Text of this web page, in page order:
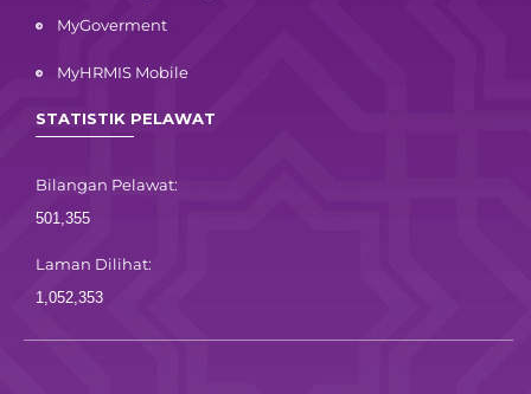
MyGoverment
MyHRMIS Mobile
STATISTIK PELAWAT
Bilangan Pelawat:
501,355
Laman Dilihat:
1,052,353